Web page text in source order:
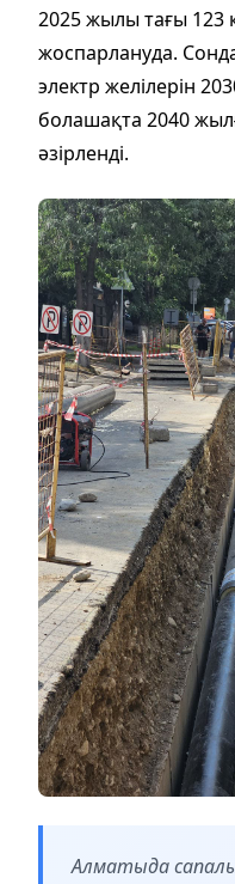
2025 жылы тағы 123
жоспарлануда.
электр желілерін
болашақта 2040
әзірленді.
Алматыда